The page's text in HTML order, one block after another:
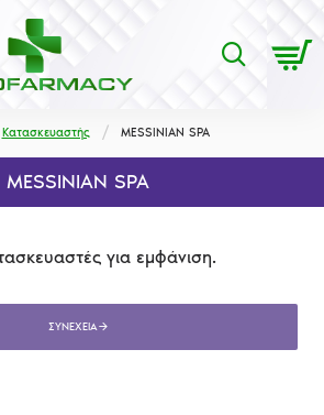
Κατασκευαστής MESSINIAN SPA
MESSINIAN SPA
για εμφάνιση.
ΣΥΝΈΧΕΙΑ